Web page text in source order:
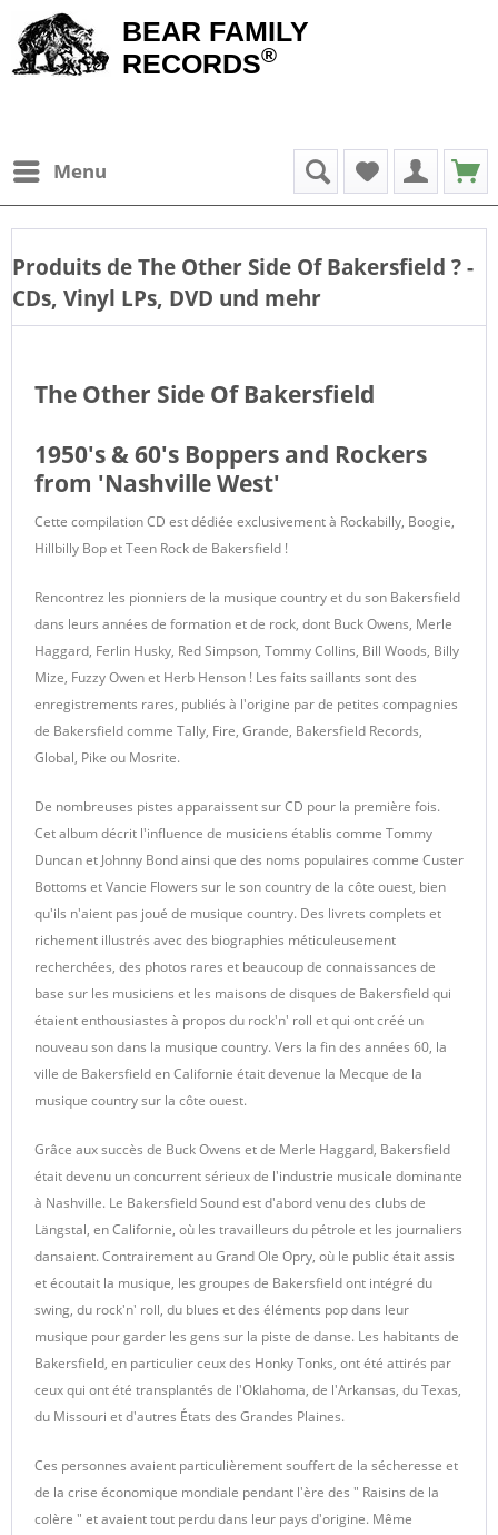
BEAR FAMILY
RECORDS®
Menu
Produits deThe Other Side Of Bakersfield ? -
CDs, Vinyl LPs, DVD und mehr
The Other Side Of Bakersfield
1950's & 60's Boppers and Rockers
from 'Nashville West'
Cette compilation CD est dédiée exclusivement à Rockabilly, Boogie,
Hillbilly Bop et Teen Rock de Bakersfield !
Rencontrez les pionniers de la musique country et du son Bakersfield
dans leurs années de formation et de rock, dont Buck Owens, Merle
Haggard, Ferlin Husky, Red Simpson, Tommy Collins, Bill Woods, Billy
Mize, Fuzzy Owen et Herb Henson ! Les faits saillants sont des
enregistrements rares, publiés à l'origine par de petites compagnies
de Bakersfield comme Tally, Fire, Grande, Bakersfield Records,
Global, Pike ou Mosrite.
De nombreuses pistes apparaissent sur CD pour la première fois.
Cet album décrit l'influence de musiciens établis comme Tommy
Duncan et Johnny Bond ainsi que des noms populaires comme Custer
Bottoms et Vancie Flowers sur le son country de la côte ouest, bien
qu'ils n'aient pas joué de musique country. Des livrets complets et
richement illustrés avec des biographies méticuleusement
recherchées, des photos rares et beaucoup de connaissances de
base sur les musiciens et les maisons de disques de Bakersfield qui
étaient enthousiastes à propos du rock'n' roll et qui ont créé un
nouveau son dans la musique country. Vers la fin des années 60, la
ville de Bakersfield en Californie était devenue la Mecque de la
musique country sur la côte ouest.
Grâce aux succès de Buck Owens et de Merle Haggard, Bakersfield
était devenu un concurrent sérieux de l'industrie musicale dominante
à Nashville. Le Bakersfield Sound est d'abord venu des clubs de
Längstal, en Californie, où les travailleurs du pétrole et les journaliers
dansaient. Contrairement au Grand Ole Opry, où le public était assis
et écoutait la musique, les groupes de Bakersfield ont intégré du
swing, du rock'n' roll, du blues et des éléments pop dans leur
musique pour garder les gens sur la piste de danse. Les habitants de
Bakersfield, en particulier ceux des Honky Tonks, ont été attirés par
ceux qui ont été transplantés de l'Oklahoma, de l'Arkansas, du Texas,
du Missouri et d'autres États des Grandes Plaines.
Ces personnes avaient particulièrement souffert de la sécheresse et
de la crise économique mondiale pendant l'ère des " Raisins de la
colère " et avaient tout perdu dans leur pays d'origine. Même